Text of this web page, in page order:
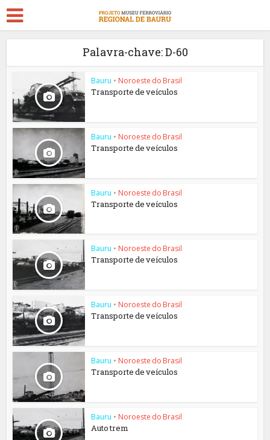
Palavra-chave: D-60
Bauru • Noroeste do Brasil
Transporte de veículos
Bauru • Noroeste do Brasil
Transporte de veículos
Bauru • Noroeste do Brasil
Transporte de veículos
Bauru • Noroeste do Brasil
Transporte de veículos
Bauru • Noroeste do Brasil
Transporte de veículos
Bauru • Noroeste do Brasil
Transporte de veículos
Bauru • Noroeste do Brasil
Auto trem